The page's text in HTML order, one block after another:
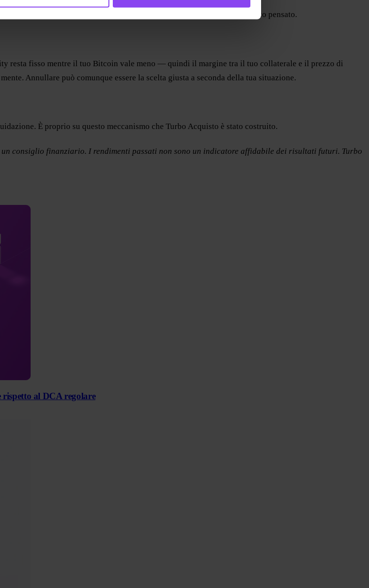
la liquidazione. È esattamente ciò per cui Turbo Acquisto è stato pensato.
resta fisso mentre il tuo Bitcoin vale meno — quindi il margine tra il tuo collaterale e il prezzo di
Annullare può comunque essere la scelta giusta a seconda della tua situazione.
È proprio su questo meccanismo che Turbo Acquisto è stato costruito.
consiglio finanziario. I rendimenti passati non sono un indicatore affidabile dei risultati futuri. Turbo
al DCA regolare